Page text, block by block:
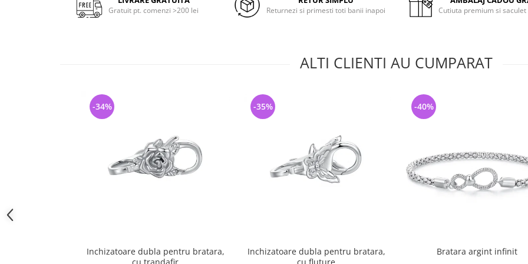
Gratuit pt. comenzi >200 lei Returnezi si primesti toti banii inapoi Cutiuta premium si
ALTI CLIENTI AU CUMPARAT
Inchizatoare dubla pentru bratara,
-34%
Inchizatoare dubla pentru bratara,
-35%
Bratara argint infinit
-40%